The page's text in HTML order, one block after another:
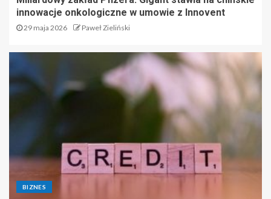
innowacje onkologiczne w umowie z Innovent
29 maja 2026 Paweł Zieliński
BIZNES